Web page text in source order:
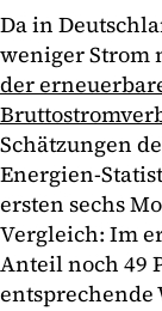
Da in
weniger Strom
der
Schätzungen
Energien-
ersten sechs
Vergleich: Im
Anteil noch 49
entsprechende